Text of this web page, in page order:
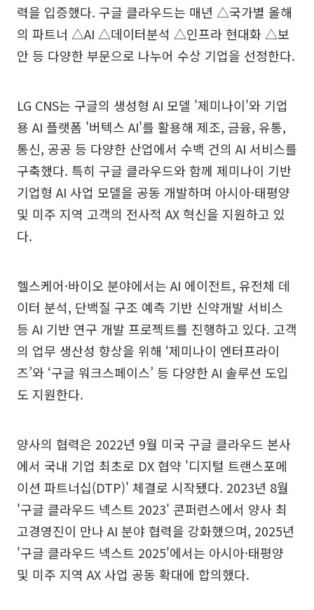
력을 입증했다. 구글 클라우드는 매년 △국가별 올해
의 파트너 △AI △데이터분석 △인프라 현대화 △보
안 등 다양한 부문으로 나누어 수상 기업을 선정한다.
LG CNS는 구글의 생성형 AI 모델 '제미나이'와 기업
용 AI 플랫폼 '버텍스 AI'를 활용해 제조, 금융, 유통,
통신, 공공 등 다양한 산업에서 수백 건의 AI 서비스를
구축했다. 특히 구글 클라우드와 함께 제미나이 기반
기업형 AI 사업 모델을 공동 개발하며 아시아·태평양
및 미주 지역 고객의 전사적 AX 혁신을 지원하고 있
다.
헬스케어·바이오 분야에서는 AI 에이전트, 유전체 데
이터 분석, 단백질 구조 예측 기반 신약개발 서비스
등 AI 기반 연구 개발 프로젝트를 진행하고 있다. 고객
의 업무 생산성 향상을 위해 ‘제미나이 엔터프라이
즈’와 ‘구글 워크스페이스’ 등 다양한 AI 솔루션 도입
도 지원한다.
양사의 협력은 2022년 9월 미국 구글 클라우드 본사
에서 국내 기업 최초로 DX 협약 '디지털 트랜스포메
이션 파트너십(DTP)' 체결로 시작됐다. 2023년 8월
'구글 클라우드 넥스트 2023' 콘퍼런스에서 양사 최
고경영진이 만나 AI 분야 협력을 강화했으며, 2025년
'구글 클라우드 넥스트 2025'에서는 아시아·태평양
및 미주 지역 AX 사업 공동 확대에 합의했다.